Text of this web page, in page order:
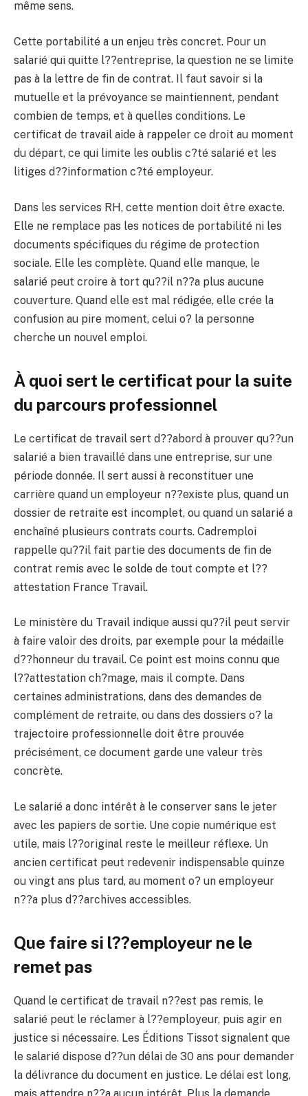
même sens.
Cette portabilité a un enjeu très concret. Pour un
salarié qui quitte l??entreprise, la question ne se limite
pas à la lettre de fin de contrat. Il faut savoir si la
mutuelle et la prévoyance se maintiennent, pendant
combien de temps, et à quelles conditions. Le
certificat de travail aide à rappeler ce droit au moment
du départ, ce qui limite les oublis c?té salarié et les
litiges d??information c?té employeur.
Dans les services RH, cette mention doit être exacte.
Elle ne remplace pas les notices de portabilité ni les
documents spécifiques du régime de protection
sociale. Elle les complète. Quand elle manque, le
salarié peut croire à tort qu??il n??a plus aucune
couverture. Quand elle est mal rédigée, elle crée la
confusion au pire moment, celui o? la personne
cherche un nouvel emploi.
À quoi sert le certificat pour la suite
du parcours professionnel
Le certificat de travail sert d??abord à prouver qu??un
salarié a bien travaillé dans une entreprise, sur une
période donnée. Il sert aussi à reconstituer une
carrière quand un employeur n??existe plus, quand un
dossier de retraite est incomplet, ou quand un salarié a
enchaîné plusieurs contrats courts. Cadremploi
rappelle qu??il fait partie des documents de fin de
contrat remis avec le solde de tout compte et l??
attestation France Travail.
Le ministère du Travail indique aussi qu??il peut servir
à faire valoir des droits, par exemple pour la médaille
d??honneur du travail. Ce point est moins connu que
l??attestation ch?mage, mais il compte. Dans
certaines administrations, dans des demandes de
complément de retraite, ou dans des dossiers o? la
trajectoire professionnelle doit être prouvée
précisément, ce document garde une valeur très
concrète.
Le salarié a donc intérêt à le conserver sans le jeter
avec les papiers de sortie. Une copie numérique est
utile, mais l??original reste le meilleur réflexe. Un
ancien certificat peut redevenir indispensable quinze
ou vingt ans plus tard, au moment o? un employeur
n??a plus d??archives accessibles.
Que faire si l??employeur ne le
remet pas
Quand le certificat de travail n??est pas remis, le
salarié peut le réclamer à l??employeur, puis agir en
justice si nécessaire. Les Éditions Tissot signalent que
le salarié dispose d??un délai de 30 ans pour demander
la délivrance du document en justice. Le délai est long,